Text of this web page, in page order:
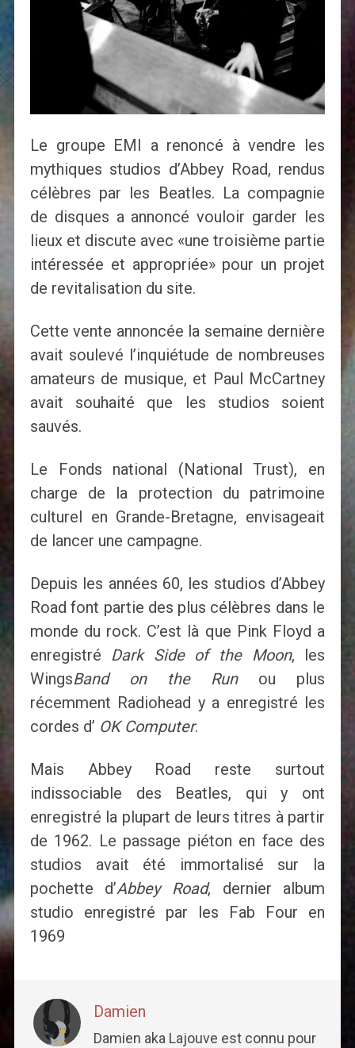
Le groupe EMI a renoncé à vendre les
mythiques studios d’Abbey Road, rendus
célèbres par les Beatles. La compagnie
de disques a annoncé vouloir garder les
lieux et discute avec «une troisième partie
intéressée et appropriée» pour un projet
de revitalisation du site.
Cette vente annoncée la semaine dernière
avait soulevé l’inquiétude de nombreuses
amateurs de musique, et Paul McCartney
avait souhaité que les studios soient
sauvés.
Le Fonds national (National Trust), en
charge de la protection du patrimoine
culturel en Grande-Bretagne, envisageait
de lancer une campagne.
Depuis les années 60, les studios d’Abbey
Road font partie des plus célèbres dans le
monde du rock. C’est là que Pink Floyd a
enregistré Dark Side of the Moon, les
WingsBand on the Runou plus
récemment Radiohead y a enregistré les
cordes d’ OK Computer.
Mais Abbey Road reste surtout
indissociable des Beatles, qui y ont
enregistré la plupart de leurs titres à partir
de 1962. Le passage piéton en face des
studios avait été immortalisé sur la
pochette d’Abbey Road, dernier album
studio enregistré par les Fab Four en
1969
Damien
Damien aka Lajouve est connu pour